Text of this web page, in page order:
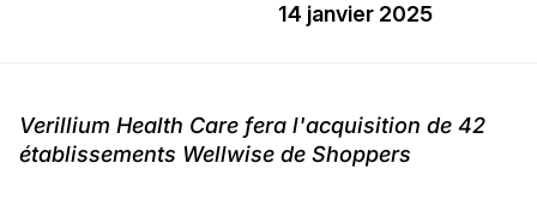
14 janvier 2025
Verillium Health Care fera l'acquisition de 42
établissements Wellwise de Shoppers